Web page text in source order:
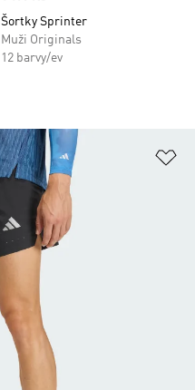
Šortky Sprinter
Muži Originals
12 barvy/ev